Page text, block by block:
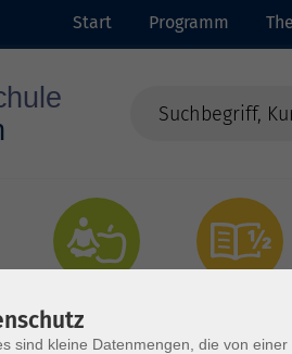
Start Programm
sind kleine Datenmengen, die von